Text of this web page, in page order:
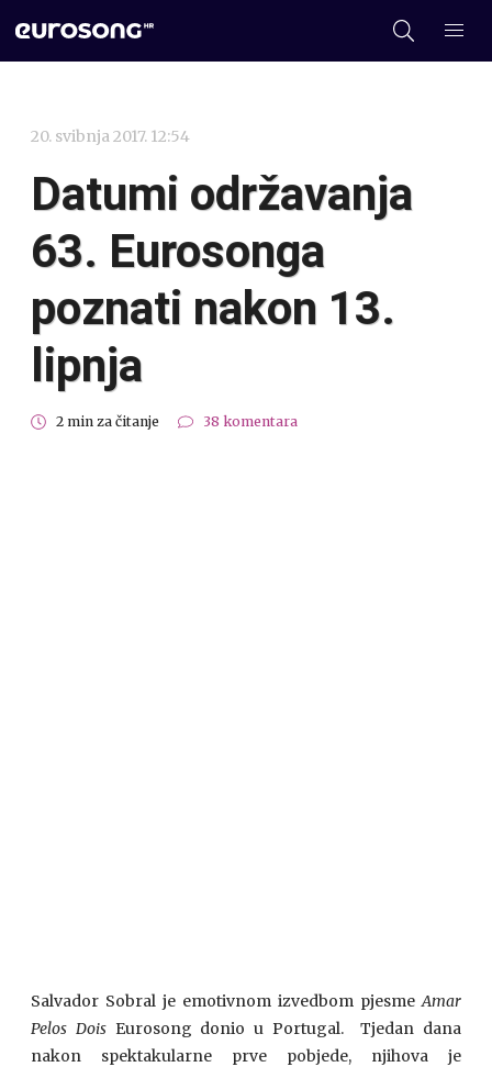
20. svibnja 2017. 12:54
Datumi održavanja
63. Eurosonga
poznati nakon 13.
lipnja
2 min za čitanje 38 komentara
Salvador Sobral je emotivnom izvedbom pjesmeAmar
Pelos Dois Eurosong donio u Portugal. Tjedan dana
nakon spektakularne prve pobjede, njihova je